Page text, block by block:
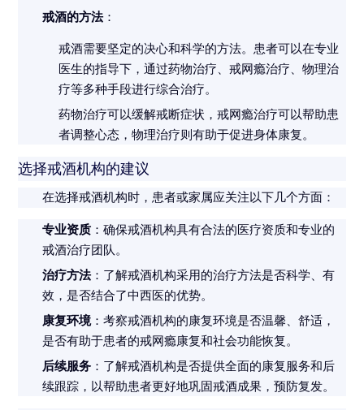
戒酒的方法：
戒酒需要坚定的决心和科学的方法。患者可以在专业
医生的指导下，通过药物治疗、戒网瘾治疗、物理治
疗等多种手段进行综合治疗。
药物治疗可以缓解戒断症状，戒网瘾治疗可以帮助患
者调整心态，物理治疗则有助于促进身体康复。
选择戒酒机构的建议
在选择戒酒机构时，患者或家属应关注以下几个方面：
专业资质 ：确保戒酒机构具有合法的医疗资质和专业的
戒酒治疗团队。
治疗方法：了解戒酒机构采用的治疗方法是否科学、有
效，是否结合了中西医的优势。
康复环境：考察戒酒机构的康复环境是否温馨、舒适，
是否有助于患者的戒网瘾康复和社会功能恢复。
后续服务 ：了解戒酒机构是否提供全面的康复服务和后
续跟踪，以帮助患者更好地巩固戒酒成果，预防复发。